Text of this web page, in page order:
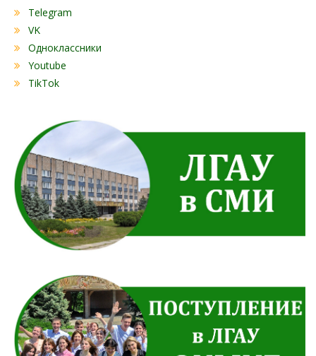
Telegram
VK
Одноклассники
Youtube
TikTok